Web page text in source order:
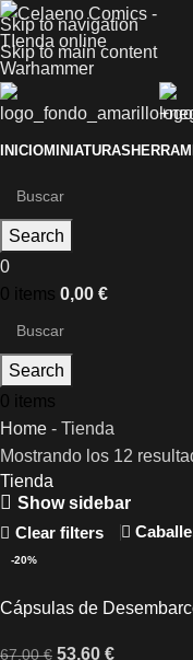
Skip to navigation
Skip to main content
INICIOMINIATURAS
Search
0
0 items 0,00 €
Search
0 items
Home - Tienda
Mostrando los 12
Tienda
Show sidebar
Clear filters
-20%
Cápsulas de
67,00€ 53,60 €